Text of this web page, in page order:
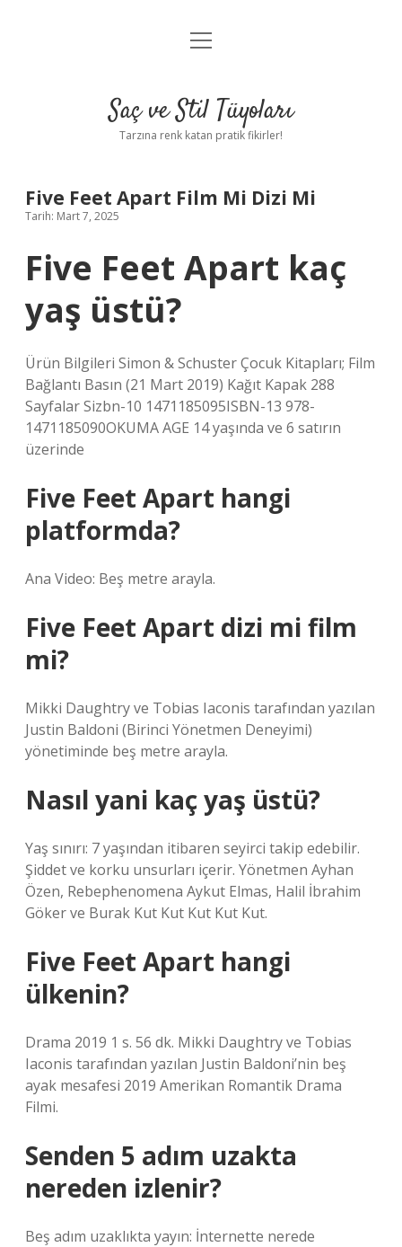
Anasayfa
Yasal Uyarı
menüyü
Saç ve Stil Tüyoları
Tarzına renk katan pratik fikirler!
Five Feet Apart Film Mi Dizi Mi
Tarih: Mart 7, 2025
Five Feet Apart kaç
yaş üstü?
Ürün Bilgileri Simon & Schuster Çocuk Kitapları; Film
Bağlantı Basın (21 Mart 2019) Kağıt Kapak 288
Sayfalar Sizbn-10 1471185095ISBN-13 978-
1471185090OKUMA AGE 14 yaşında ve 6 satırın
üzerinde
Five Feet Apart hangi
platformda?
Ana Video: Beş metre arayla.
Five Feet Apart dizi mi film
mi?
Mikki Daughtry ve Tobias Iaconis tarafından yazılan
Justin Baldoni (Birinci Yönetmen Deneyimi)
yönetiminde beş metre arayla.
Nasıl yani kaç yaş üstü?
Yaş sınırı: 7 yaşından itibaren seyirci takip edebilir.
Şiddet ve korku unsurları içerir. Yönetmen Ayhan
Özen, Rebephenomena Aykut Elmas, Halil İbrahim
Göker ve Burak Kut Kut Kut Kut Kut.
Five Feet Apart hangi
ülkenin?
Drama 2019 1 s. 56 dk. Mikki Daughtry ve Tobias
Iaconis tarafından yazılan Justin Baldoni’nin beş
ayak mesafesi 2019 Amerikan Romantik Drama
Filmi.
Senden 5 adım uzakta
nereden izlenir?
Beş adım uzaklıkta yayın: İnternette nerede